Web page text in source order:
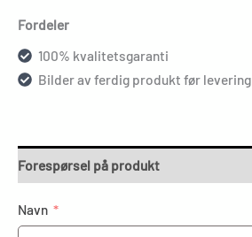
Fordeler
100% kvalitetsgaranti
Bilder av ferdig produkt før levering
Forespørsel på produkt
Navn